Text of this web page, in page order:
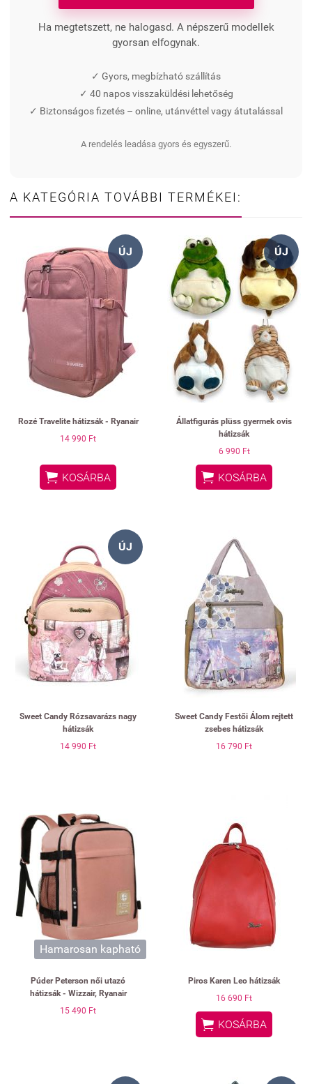
Ha megtetszett, ne halogasd. A népszerű modellek
gyorsan elfogynak.
✓ Gyors, megbízható szállítás
✓ 40 napos visszaküldési lehetőség
✓ Biztonságos fizetés – online, utánvéttel vagy átutalással
A rendelés leadása gyors és egyszerű.
A KATEGÓRIA TOVÁBBI TERMÉKEI:
ÚJ
Rozé Travelite hátizsák - Ryanair
14 990 Ft
 KOSÁRBA
ÚJ
Állatfigurás plüss gyermek ovis
hátizsák
6 990 Ft
 KOSÁRBA
ÚJ
Sweet Candy Rózsavarázs nagy
hátizsák
14 990 Ft
Sweet Candy Festői Álom rejtett
zsebes hátizsák
16 790 Ft
Hamarosan kapható
Púder Peterson női utazó
hátizsák - Wizzair, Ryanair
15 490 Ft
Piros Karen Leo hátizsák
16 690 Ft
 KOSÁRBA